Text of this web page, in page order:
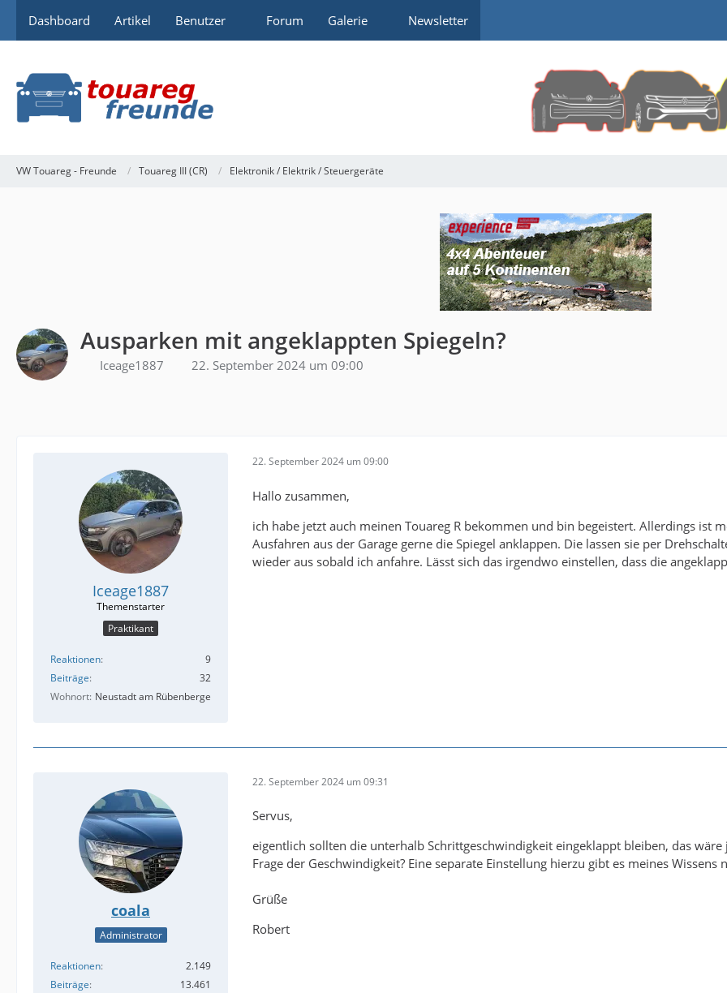
Dashboard Artikel Benutzer Forum Galerie Newsletter
VW Touareg - Freunde Touareg III (CR) Elektronik / Elektrik / Steuergeräte
Ausparken mit angeklappten Spiegeln?
Iceage1887 22. September 2024 um 09:00
Iceage1887
Praktikant
Reaktionen
9
Beiträge
32
Wohnort Neustadt am Rübenberge
22. September 2024 um 09:00
Hallo zusammen,
ich habe jetzt auch meinen Touareg R bekommen und bin begeistert. Allerdings ist
Ausfahren aus der Garage gerne die Spiegel anklappen. Die lassen sie per
wieder aus sobald ich anfahre. Lässt sich das irgendwo einstellen, dass die
coala
Administrator
Reaktionen
2.149
Beiträge
13.461
22. September 2024 um 09:31
Servus,
eigentlich sollten die unterhalb Schrittgeschwindigkeit eingeklappt bleiben, das
Frage der Geschwindigkeit? Eine separate Einstellung hierzu gibt es meines Wissens
Grüße
Robert